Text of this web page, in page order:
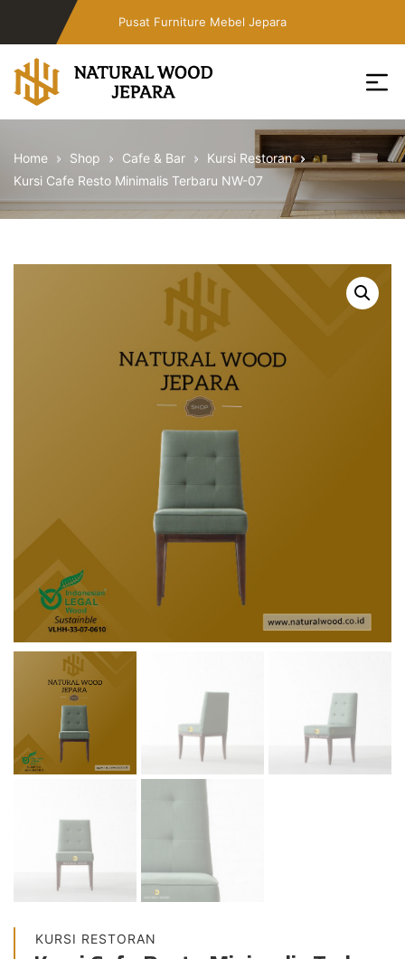
content
Pusat Furniture Mebel Jepara
Toko
Cafe
Jepara
Jati
Home Shop Cafe & Bar
Kursi Restoran
Kursi Cafe Resto Minimalis Terbaru NW-07
KURSI RESTORAN